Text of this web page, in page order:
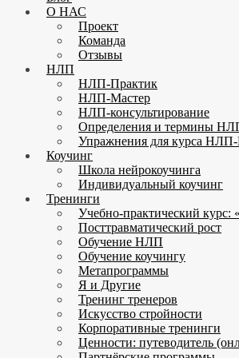
О НАС
Проект
Команда
Отзывы
НЛП
НЛП-Практик
НЛП-Мастер
НЛП-консультирование
Определения и термины
Упражнения для курса
Коучинг
Школа нейрокоучинга
Индивидуальный коучинг
Тренинги
Учебно-практический
Посттравматический рост
Обучение НЛП
Обучение коучингу
Метапрограммы
Я и Другие
Тренинг тренеров
Искусство стройности
Корпоративные тренинги
Ценности: путеводитель